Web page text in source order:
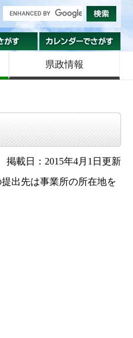
組織でさがす
県政情報
掲載日：2015年4月1日更新
出先は事業所の所在地を